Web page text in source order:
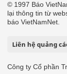
© 1997 Báo
lại thông tin từ
báo VietNamNet.
Liên hệ quảng
Công ty Cổ phần